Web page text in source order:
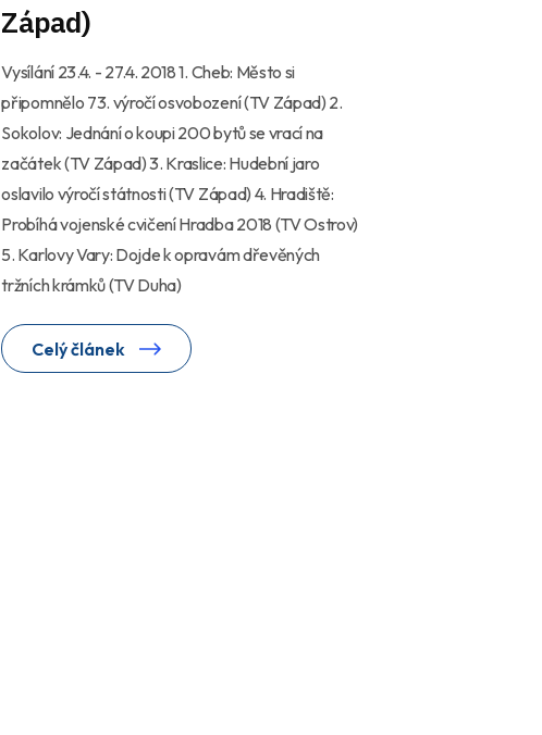
Západ)
Vysílání 23.4. - 27.4. 2018 1. Cheb: Město si
připomnělo 73. výročí osvobození (TV Západ) 2.
Sokolov: Jednání o koupi 200 bytů se vrací na
začátek (TV Západ) 3. Kraslice: Hudební jaro
oslavilo výročí státnosti (TV Západ) 4. Hradiště:
Probíhá vojenské cvičení Hradba 2018 (TV Ostrov)
5. Karlovy Vary: Dojde k opravám dřevěných
tržních krámků (TV Duha)
Celý článek